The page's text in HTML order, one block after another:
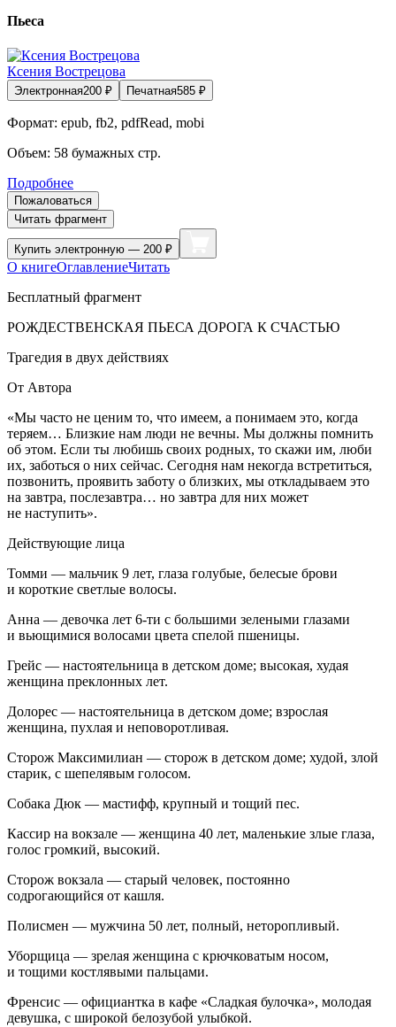
Пьеса
Ксения Вострецова
Электронная200 ₽ Печатная585 ₽
Формат: epub, fb2, pdfRead, mobi
Объем: 58 бумажных стр.
Подробнее
Пожаловаться
Читать фрагмент
Купить электронную — 200 ₽
О книгеОглавлениеЧитать
Бесплатный фрагмент
РОЖДЕСТВЕНСКАЯ ПЬЕСА ДОРОГА К СЧАСТЬЮ
Трагедия в двух действиях
От Автора
«Мы часто не ценим то, что имеем, а понимаем это, когда
теряем… Близкие нам люди не вечны. Мы должны помнить
об этом. Если ты любишь своих родных, то скажи им, люби
их, заботься о них сейчас. Сегодня нам некогда встретиться,
позвонить, проявить заботу о близких, мы откладываем это
на завтра, послезавтра… но завтра для них может
не наступить».
Действующие лица
Томми — мальчик 9 лет, глаза голубые, белесые брови
и короткие светлые волосы.
Анна — девочка лет 6-ти с большими зелеными глазами
и вьющимися волосами цвета спелой пшеницы.
Грейс — настоятельница в детском доме; высокая, худая
женщина преклонных лет.
Долорес — настоятельница в детском доме; взрослая
женщина, пухлая и неповоротливая.
Сторож Максимилиан — сторож в детском доме; худой, злой
старик, с шепелявым голосом.
Собака Дюк — мастифф, крупный и тощий пес.
Кассир на вокзале — женщина 40 лет, маленькие злые глаза,
голос громкий, высокий.
Сторож вокзала — старый человек, постоянно
содрогающийся от кашля.
Полисмен — мужчина 50 лет, полный, неторопливый.
Уборщица — зрелая женщина с крючковатым носом,
и тощими костлявыми пальцами.
Френсис — официантка в кафе «Сладкая булочка», молодая
девушка, с широкой белозубой улыбкой.